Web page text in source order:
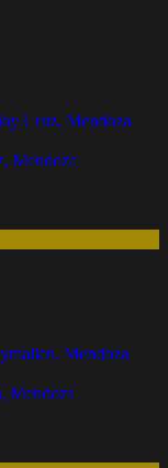
Mendoza
Mendoza